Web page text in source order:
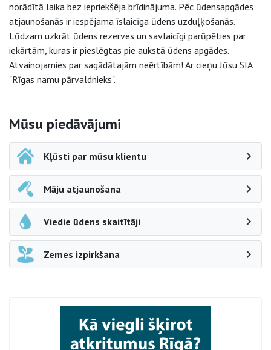
norādītā laika bez iepriekšēja brīdinājuma. Pēc ūdensapgādes
atjaunošanās ir iespējama īslaicīga ūdens uzduļķošanās.
Lūdzam uzkrāt ūdens rezerves un savlaicīgi parūpēties par
iekārtām, kuras ir pieslēgtas pie aukstā ūdens apgādes.
Atvainojamies par sagādātajām neērtībām! Ar cieņu Jūsu SIA
"Rīgas namu pārvaldnieks".
Sāna navigācija
Mūsu piedāvājumi
Kļūsti par mūsu klientu
Māju atjaunošana
Viedie ūdens skaitītāji
Zemes izpirkšana